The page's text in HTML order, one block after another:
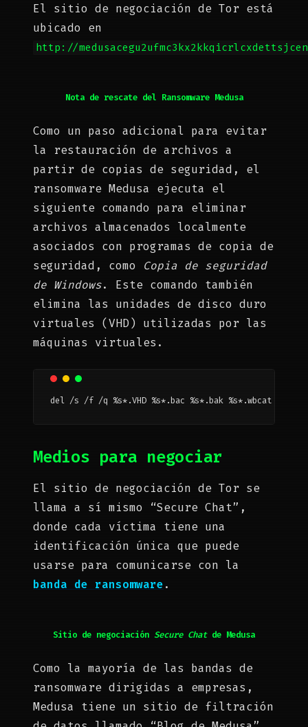
El sitio de negociación de Tor está
ubicado en
http://
Nota de rescate del RansomwareMedusa
Como un paso adicional para evitar
la restauración de archivos a
partir de copias de seguridad, el
ransomware Medusa ejecuta el
siguiente comando para eliminar
archivos almacenados localmente
asociados con programas de copia de
seguridad, como Copia de seguridad
de Windows. Este comando también
elimina las unidades de disco duro
virtuales (VHD) utilizadas por las
máquinas virtuales.
Medios para negociar
El sitio de negociación de Tor se
llama a sí mismo “Secure Chat”,
donde cada víctima tiene una
identificación única que puede
usarse para comunicarse con la
banda de ransomware.
Sitio de negociación Secure Chatde Medusa
Como la mayoría de las bandas de
ransomware dirigidas a empresas,
Medusa tiene un sitio de filtración